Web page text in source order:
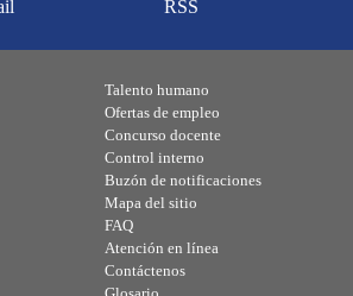
RSS
Talento humano
Ofertas de empleo
Concurso docente
Control interno
Buzón de notificaciones
Mapa del sitio
FAQ
Atención en línea
Contáctenos